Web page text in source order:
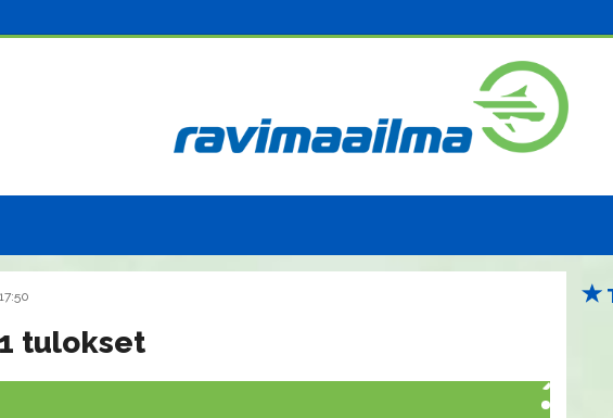
tulokset